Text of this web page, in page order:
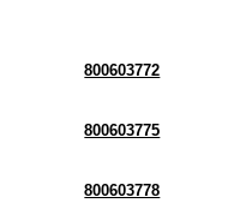
800603772
800603775
800603778